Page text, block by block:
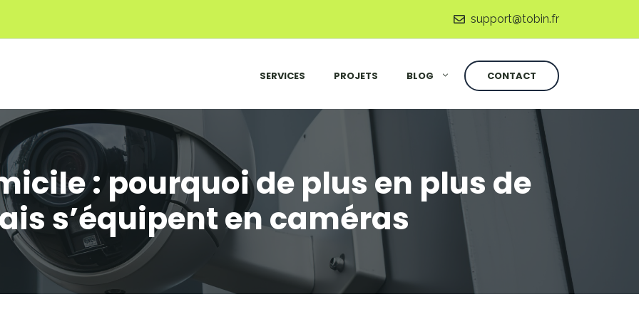
support@tobin.fr
SERVICES PROJETS BLOG CONTACT
: pourquoi de plus en plus de
s’équipent en caméras